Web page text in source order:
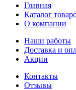
Главная
Каталог
О компании
Наши работы
Доставка и
Акции
Контакты
Отзывы